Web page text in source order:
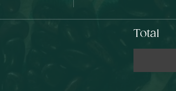
Total